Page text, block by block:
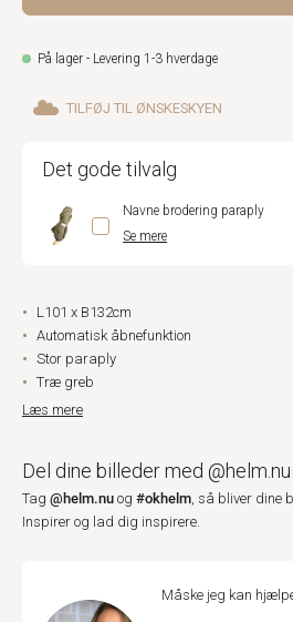
På lager - Levering 1-3 hverdage
TILFØJ TIL ØNSKESKYEN
Det gode tilvalg
Navne brodering paraply
Se mere
L101 x B132cm
Automatisk åbnefunktion
Stor paraply
Træ greb
Læs mere
Del dine billeder med @helm.nu
Tag @helm.nu og #okhelm, så bliver dine
Inspirer og lad dig inspirere.
Måske jeg kan